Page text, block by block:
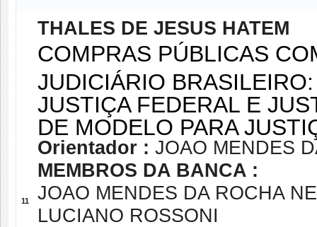
11
THALES DE JESUS HATEM
COMPRAS PÚBLICAS
JUDICIÁRIO
JUSTIÇA FEDERAL E
DE MODELO PARA
Orientador : JOAO MENDES
MEMBROS DA BANCA :
JOAO MENDES DA ROCHA
LUCIANO ROSSONI